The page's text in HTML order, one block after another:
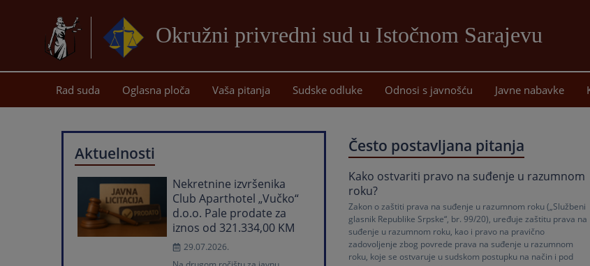
Okružni privredni sud u Istočnom Sarajevu
sadržaj
Rad suda Oglasna ploča Vaša pitanja Sudske odluke Odnosi s javnošću Javne nabavke
Aktuelnosti
Nekretnine izvršenika
Club Aparthotel „Vučko“
d.o.o. Pale prodate za
iznos od 321.334,00 KM
29.07.2026.
Često postavljana pitanja
Kako ostvariti pravo na suđenje u razumnom
roku?
Zakon o zaštiti prava na suđenje u razumnom roku („Službeni
glasnik Republike Srpske“, br. 99/20), uređuje zaštitu prava na
suđenje u razumnom roku, kao i pravo na pravično
zadovoljenje zbog povrede prava na suđenje u razumnom
roku, koje se ostvaruje u sudskom postupku na način i pod